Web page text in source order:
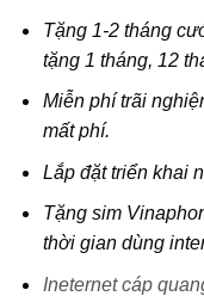
Tặng 1-2 tháng
tặng 1 tháng, 12
Miễn phí trãi
mất phí.
Lắp đặt triển khai
Tặng sim
thời gian dùng
Ineternet cáp